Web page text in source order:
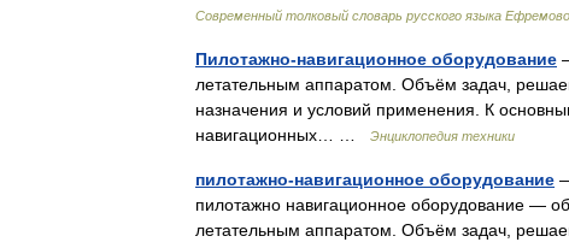
Современный толковый словарь русского языка
Пилотажно-навигационное оборудование
летательным аппаратом. Объём задач,
назначения и условий применения. К
навигационных… …
Энциклопедия техники
пилотажно-навигационное оборудование
пилотажно навигационное оборудование —
летательным аппаратом. Объём задач,